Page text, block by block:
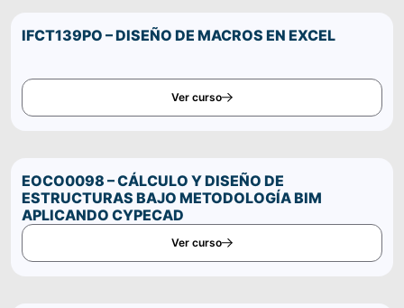
IFCT139PO – DISEÑO DE MACROS EN EXCEL
Ver curso
EOCO0098 – CÁLCULO Y DISEÑO DE
ESTRUCTURAS BAJO METODOLOGÍA BIM
APLICANDO CYPECAD
Ver curso